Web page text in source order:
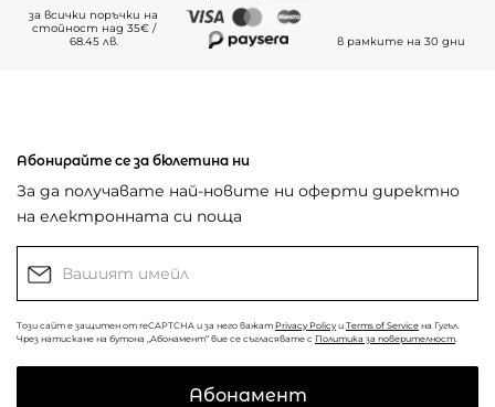
за всички поръчки на
стойност над 35€ /
68.45 лв.
в рамките на 30 дни
Абонирайте се за бюлетина ни
За да получавате най-новите ни оферти директно
на електронната си поща
Този сайт е защитен от reCAPTCHA и за него важат Privacy Policy и Terms of Service на Гугъл.
Чрез натискане на бутона „Абонамент“ вие се съгласявате с Политика за поверителност
Абонамент